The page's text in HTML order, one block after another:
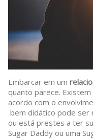
Embarcar em um
quanto parece. Existem
acordo com o
bem didático pode ser
ou está prestes a ter
Sugar Daddy ou uma